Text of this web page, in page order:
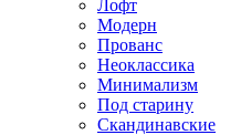
Лофт
Модерн
Прованс
Неоклассика
Минимализм
Под старину
Скандинавские